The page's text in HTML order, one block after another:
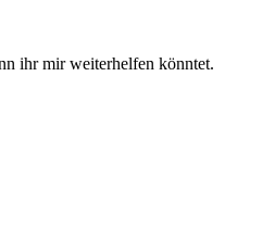
ihr mir weiterhelfen könntet.